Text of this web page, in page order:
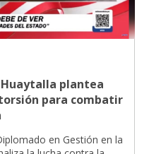
plantea
para combatir
en Gestión en la